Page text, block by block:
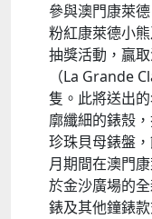
參與澳門康萊
粉紅康萊德小
抽獎活動，贏
（La Grande
隻。此將送出
廓纖細的錶殼
珍珠貝母錶盤
月期間在澳門
於金沙廣場的
錶及其他鐘錶款